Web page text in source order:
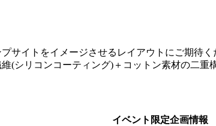
サイトをイメージさせるレイアウトにご期待く
(シリコンコーティング)＋コットン素材の二
イベント限定企画情報